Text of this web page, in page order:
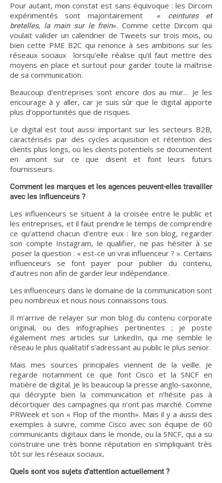
Pour autant, mon constat est sans équivoque : les Dircom
expérimentés sont majoritairement «
ceintures et
bretelles, la main sur le frein». Comme cette Dircom qui
voulait valider un calendrier de Tweets sur trois mois, ou
bien cette PME B2C qui renonce à ses ambitions sur les
réseaux sociaux lorsqu’elle réalise qu’il faut mettre des
moyens en place et surtout pour garder toute la maîtrise
de sa communication.
Beaucoup d’entreprises sont encore dos au mur… Je les
encourage à y aller, car je suis sûr que le digital apporte
plus d’opportunités que de risques.
Le digital est tout aussi important sur les secteurs B2B,
caractérisés par des cycles acquisition et rétention des
clients plus longs, où les clients potentiels se documentent
en amont sur ce que disent et font leurs futurs
fournisseurs.
Comment les marques et les agences peuvent-elles travailler
avec les influenceurs ?
Les influenceurs se situent à la croisée entre le public et
les entreprises, et il faut prendre le temps de comprendre
ce qu’attend chacun d’entre eux : lire son blog, regarder
son compte Instagram, le qualifier, ne pas hésiter à se
poser la question : « est-ce un vrai influenceur ? ». Certains
influenceurs se font payer pour publier du contenu,
d’autres non afin de garder leur indépendance.
Les influenceurs dans le domaine de la communication sont
peu nombreux et nous nous connaissons tous.
Il m’arrive de relayer sur mon blog du contenu corporate
original, ou des infographies pertinentes ; je poste
également mes articles sur LinkedIn, qui me semble le
réseau le plus qualitatif s’adressant au public le plus senior.
Mais mes sources principales viennent de la veille. Je
regarde notamment ce que font Cisco et la SNCF en
matière de digital. Je lis beaucoup la presse anglo-saxonne,
qui décrypte bien la communication et n’hésite pas à
décortiquer des campagnes qui n’ont pas marché. Comme
PRWeek et son « Flop of the month». Mais il y a aussi des
exemples à suivre, comme Cisco avec son équipe de 60
communicants digitaux dans le monde, ou la SNCF, qui a su
construire une très bonne réputation en s’impliquant très
tôt sur les réseaux sociaux.
Quels sont vos sujets d’attention actuellement ?